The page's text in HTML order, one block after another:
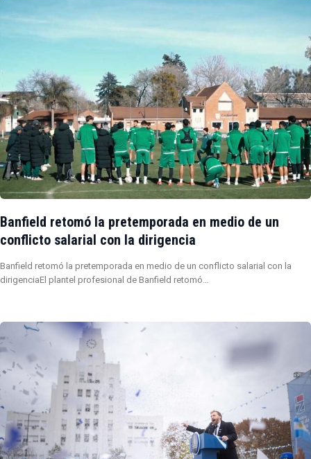
Banfield retomó la pretemporada en medio de un
conflicto salarial con la dirigencia
Banfield retomó la pretemporada en medio de un conflicto salarial con la
dirigenciaEl plantel profesional de Banfield retomó…